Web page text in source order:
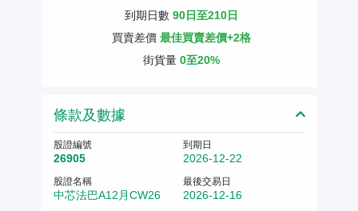
到期日數 90日至210日
買賣差價 最佳買賣差價+2格
街貨量 0至20%
條款及數據
股證編號
26905
到期日
2026-12-22
股證名稱
中芯法巴A12月CW26
最後交易日
2026-12-16